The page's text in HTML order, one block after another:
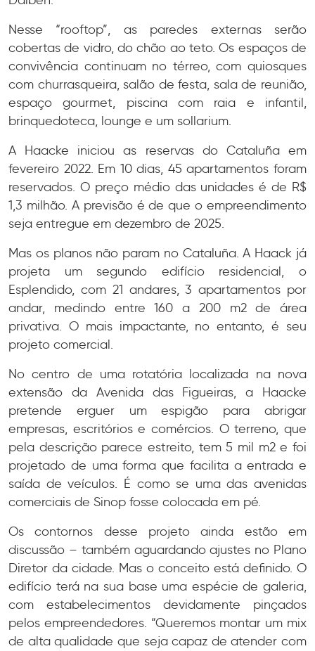
Nesse “rooftop”, as paredes externas serão
cobertas de vidro, do chão ao teto. Os espaços de
convivência continuam no térreo, com quiosques
com churrasqueira, salão de festa, sala de reunião,
espaço gourmet, piscina com raia e infantil,
brinquedoteca, lounge e um sollarium.
A Haacke iniciou as reservas do Cataluña em
fevereiro 2022. Em 10 dias, 45 apartamentos foram
reservados. O preço médio das unidades é de R$
1,3 milhão. A previsão é de que o empreendimento
seja entregue em dezembro de 2025.
Mas os planos não param no Cataluña. A Haack já
projeta um segundo edifício residencial, o
Esplendido, com 21 andares, 3 apartamentos por
andar, medindo entre 160 a 200 m2 de área
privativa. O mais impactante, no entanto, é seu
projeto comercial.
No centro de uma rotatória localizada na nova
extensão da Avenida das Figueiras, a Haacke
pretende erguer um espigão para abrigar
empresas, escritórios e comércios. O terreno, que
pela descrição parece estreito, tem 5 mil m2 e foi
projetado de uma forma que facilita a entrada e
saída de veículos. É como se uma das avenidas
comerciais de Sinop fosse colocada em pé.
Os contornos desse projeto ainda estão em
discussão – também aguardando ajustes no Plano
Diretor da cidade. Mas o conceito está definido. O
edifício terá na sua base uma espécie de galeria,
com estabelecimentos devidamente pinçados
pelos empreendedores. “Queremos montar um mix
de alta qualidade que seja capaz de atender com